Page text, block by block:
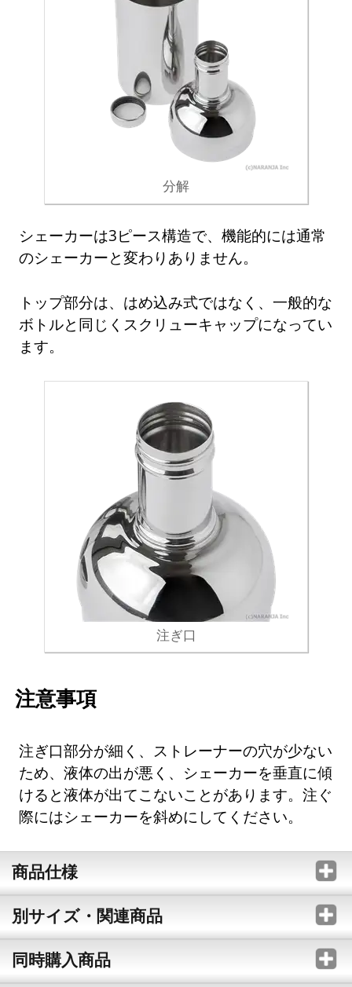
分解
シェーカーは3ピース構造で、機能的には通常
のシェーカーと変わりありません。
トップ部分は、はめ込み式ではなく、一般的な
ボトルと同じくスクリューキャップになってい
ます。
注ぎ口
注意事項
注ぎ口部分が細く、ストレーナーの穴が少ない
ため、液体の出が悪く、シェーカーを垂直に傾
けると液体が出てこないことがあります。注ぐ
際にはシェーカーを斜めにしてください。
商品仕様
別サイズ・関連商品
同時購入商品